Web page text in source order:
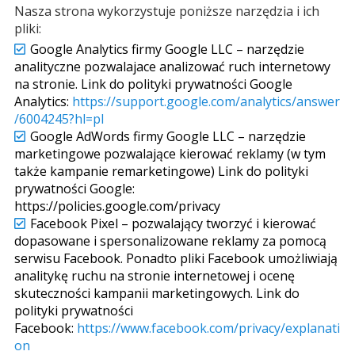
Nasza strona wykorzystuje poniższe narzędzia i ich
pliki:
Google Analytics firmy Google LLC – narzędzie
analityczne pozwalajace analizować ruch internetowy
na stronie. Link do polityki prywatności Google
Analytics: https://support.google.com/analytics/answer
/6004245?hl=pl
Google AdWords firmy Google LLC – narzędzie
marketingowe pozwalające kierować reklamy (w tym
także kampanie remarketingowe) Link do polityki
prywatności Google:
https://policies.google.com/privacy
Facebook Pixel – pozwalający tworzyć i kierować
dopasowane i spersonalizowane reklamy za pomocą
serwisu Facebook. Ponadto pliki Facebook umożliwiają
analitykę ruchu na stronie internetowej i ocenę
skuteczności kampanii marketingowych. Link do
polityki prywatności
Facebook: https://www.facebook.com/privacy/explanati
on